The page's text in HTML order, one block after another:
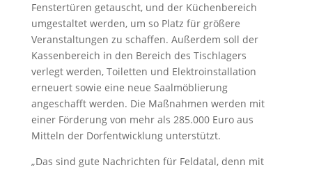
Fenstertüren getauscht, und der Küchenbereich
umgestaltet werden, um so Platz für größere
Veranstaltungen zu schaffen. Außerdem soll der
Kassenbereich in den Bereich des Tischlagers
verlegt werden, Toiletten und Elektroinstallation
erneuert sowie eine neue Saalmöblierung
angeschafft werden. Die Maßnahmen werden mit
einer Förderung von mehr als 285.000 Euro aus
Mitteln der Dorfentwicklung unterstützt.
„Das sind gute Nachrichten für Feldatal, denn mit